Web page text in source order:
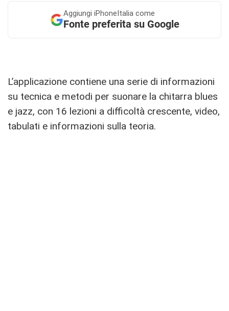
Aggiungi iPhoneItalia come
Fonte preferita su Google
L’applicazione contiene una serie di informazioni
su tecnica e metodi per suonare la chitarra blues
e jazz, con 16 lezioni a difficoltà crescente, video,
tabulati e informazioni sulla teoria.